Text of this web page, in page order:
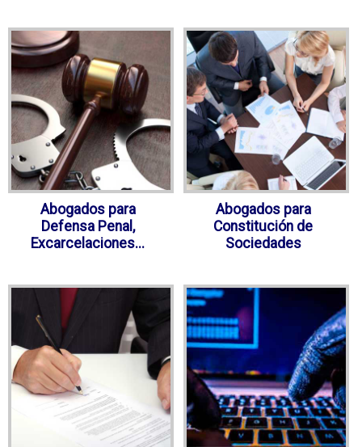
Abogados para
Defensa Penal,
Excarcelaciones...
Abogados para
Constitución de
Sociedades